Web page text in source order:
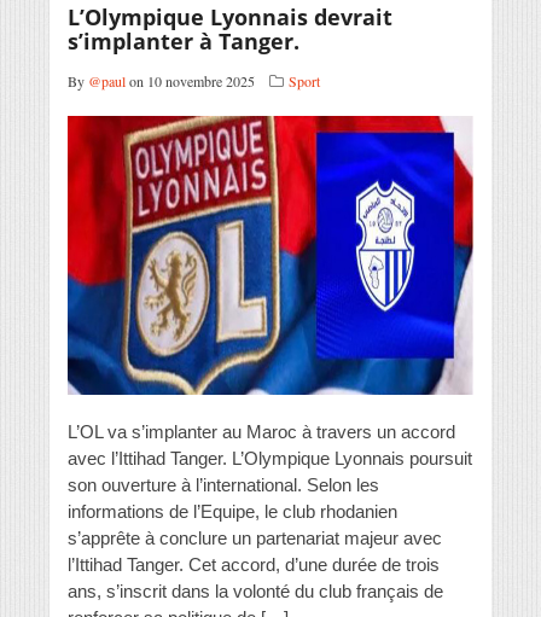
L’Olympique Lyonnais devrait
s’implanter à Tanger.
By @paulon 10 novembre 2025 Sport
L’OL va s’implanter au Maroc à travers un accord
avec l’Ittihad Tanger. L’Olympique Lyonnais poursuit
son ouverture à l’international. Selon les
informations de l’Equipe, le club rhodanien
s’apprête à conclure un partenariat majeur avec
l’Ittihad Tanger. Cet accord, d’une durée de trois
ans, s’inscrit dans la volonté du club français de